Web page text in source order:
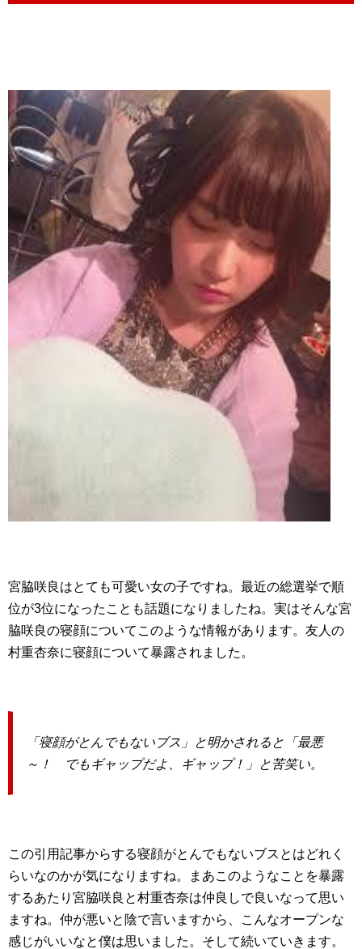
宮脇咲良はとても可愛い女の子ですね。最近の総選挙で順
位が3位になったことも話題になりましたね。実はそんな宮
脇咲良の寝顔についてこのような情報があります。友人の
村重杏奈に寝顔について暴露されました。
「寝顔がとんでもないブス」と明かされると「最悪
～！ でもギャップだよ、ギャップ！」と苦笑い。
この引用記事からする寝顔がとんでもないブスとはどれく
らいなのかが気になりますね。まあこのようなことを暴露
するあたり宮脇咲良と村重杏奈は仲良しで良いなって思い
ますね。仲が悪いと陰で言いますから、こんなオープンな
感じがいいなと僕は思いました。そして続いていきます。